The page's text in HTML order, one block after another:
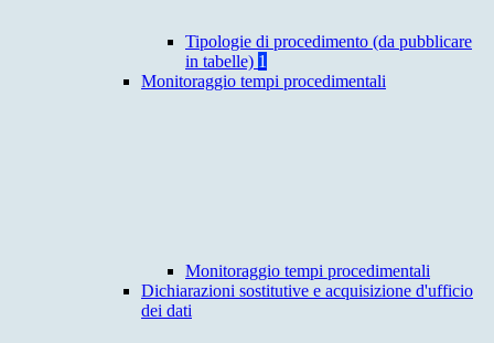
Tipologie di procedimento (da pubblicare
in tabelle) 1
Monitoraggio tempi procedimentali
Monitoraggio tempi procedimentali
Dichiarazioni sostitutive e acquisizione d'ufficio
dei dati